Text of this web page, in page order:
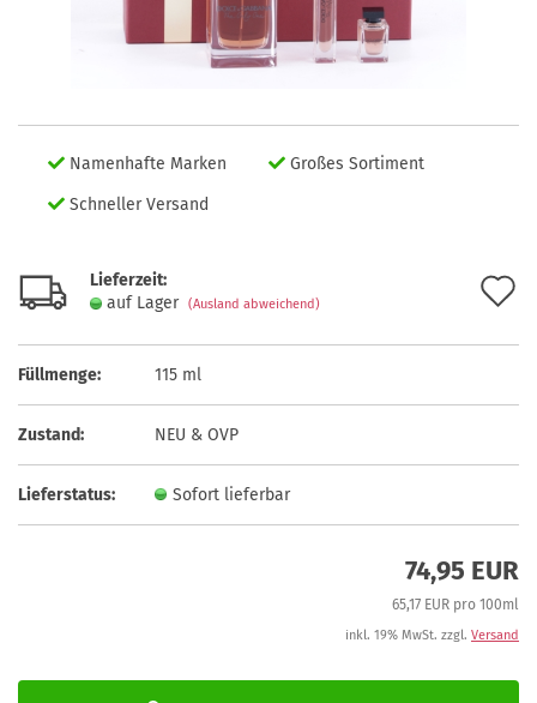
Namenhafte Marken
Großes Sortiment
Schneller Versand
Lieferzeit:
auf Lager (Ausland abweichend)
Füllmenge: 115 ml
Zustand: NEU & OVP
Lieferstatus: Sofort lieferbar
74,95 EUR
65,17 EUR pro 100ml
inkl. 19% MwSt. zzgl. Versand